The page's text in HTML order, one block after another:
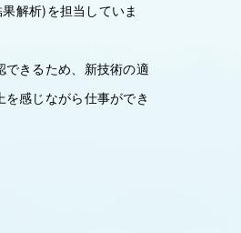
解析)を担当していま
きるため、新技術の適
感じながら仕事ができ